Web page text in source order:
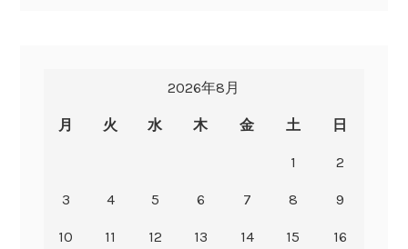
2026年8月
月 火 水 木 金 土 日
1 2
3 4 5 6 7 8 9
10 11 12 13 14 15 16